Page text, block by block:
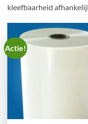
kleefbaarheid
Actie!